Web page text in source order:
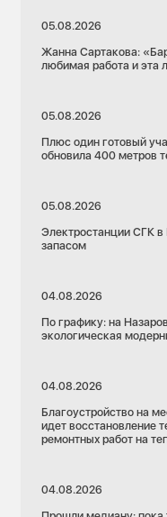
05.08.2026
Жанна Сартакова:
любимая работа и эта
05.08.2026
Плюс один готовый
обновила 400 метров
05.08.2026
Электростанции СГК
запасом
04.08.2026
По графику: на
экологическая
04.08.2026
Благоустройство на
идет восстановление
ремонтных работ на
04.08.2026